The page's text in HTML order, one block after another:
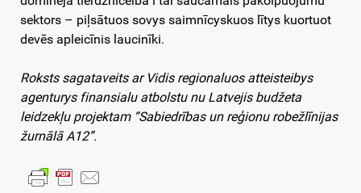
sektors – piļsātuos sovys saimnīcyskuos lītys kuortuot
devēs apleicīnis laucinīki.
Roksts sagataveits ar Vidis regionaluos atteisteibys
agenturys finansialu atbolstu nu Latvejis budžeta
leidzekļu projektam “Sabiedrības un reģionu robežlīnijas
žurnālā A12”.